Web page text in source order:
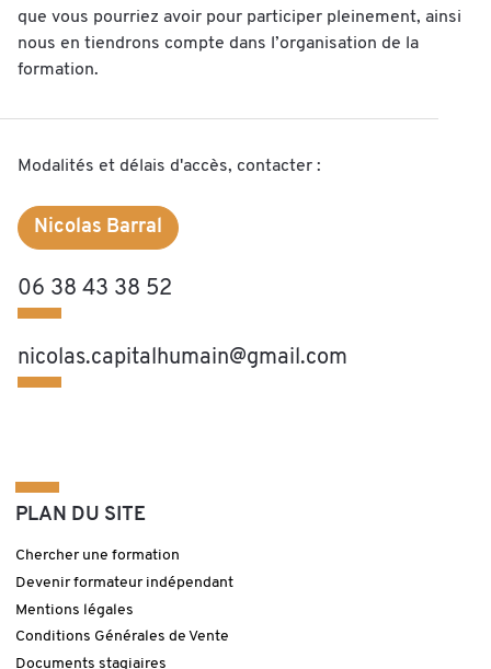
que vous pourriez avoir pour participer pleinement, ainsi
nous en tiendrons compte dans l’organisation de la
formation.
Modalités et délais d'accès, contacter :
Nicolas Barral
06 38 43 38 52
nicolas.capitalhumain@gmail.com
PLAN DU SITE
Chercher une formation
Devenir formateur indépendant
Mentions légales
Conditions Générales de Vente
Documents stagiaires